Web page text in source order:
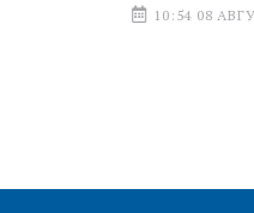
10:54 08 АВГУСТА 2026